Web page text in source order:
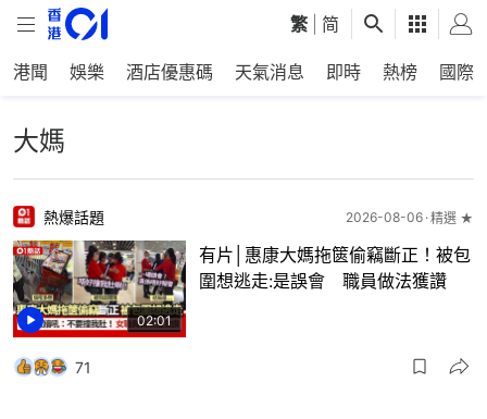
繁 简
港聞 娛樂 酒店優惠碼 天氣消息 即時 熱榜 國際
大媽
02:01
熱爆話題 2026-08-06 精選 ★
有片│惠康大媽拖篋偷竊斷正！被包
圍想逃走:是誤會 職員做法獲讚
71